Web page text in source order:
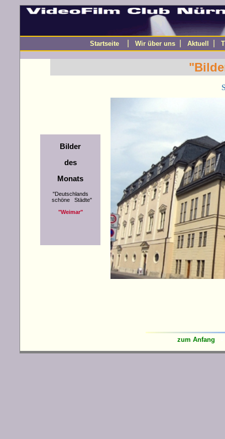
Startseite Wir über uns Aktuell
Bilder
des
Monats
"Deutschlands
schöne Städte"
"Weimar"
zum Anfang